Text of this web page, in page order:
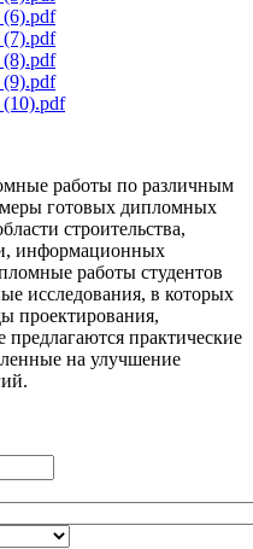
работы по различным
готовых дипломных
строительства,
информационных
работы студентов
исследования, в которых
проектирования,
предлагаются практические
на улучшение